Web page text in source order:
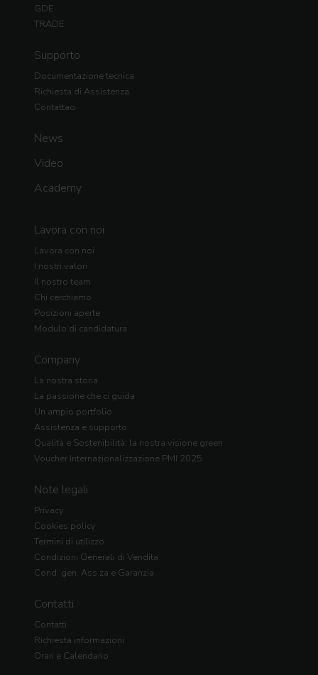
GDE
TRADE
Supporto
Documentazione tecnica
Richiesta di Assistenza
Contattaci
News
Video
Academy
Lavora con noi
Lavora con noi
I nostri valori
Il nostro team
Chi cerchiamo
Posizioni aperte
Modulo di candidatura
Company
La nostra storia
La passione che ci guida
Un ampio portfolio
Assistenza e supporto
Qualità e Sostenibilità: la nostra visione green
Voucher Internazionalizzazione PMI 2025
Note legali
Privacy
Cookies policy
Termini di utilizzo
Condizioni Generali di Vendita
Cond. gen. Ass.za e Garanzia
Contatti
Contatti
Richiesta informazioni
Orari e Calendario